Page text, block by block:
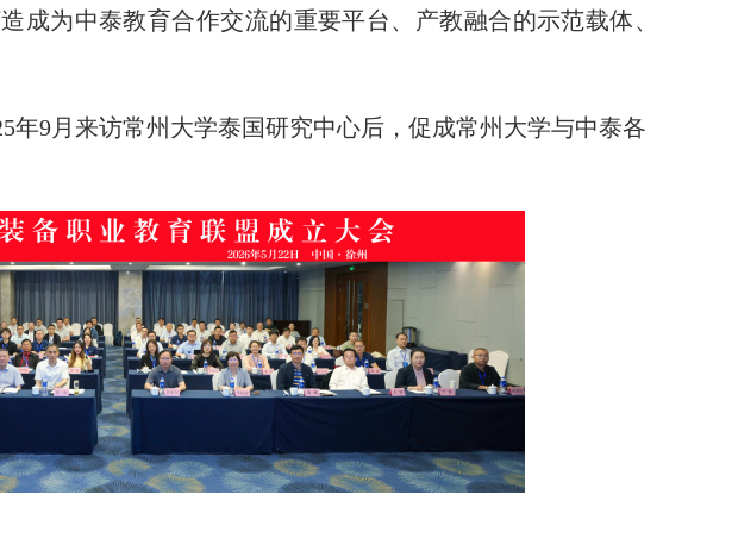
成为中泰教育合作交流的重要平台、产教融合的示范载体、
年9月来访常州大学泰国研究中心后，促成常州大学与中泰各